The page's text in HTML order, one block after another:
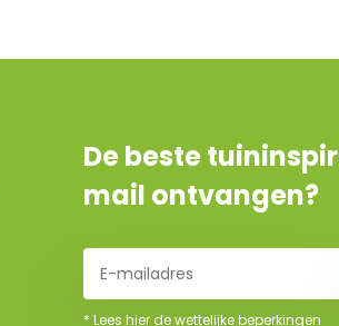
De beste
mail ontvangen?
* Lees hier de wettelijke beperkingen